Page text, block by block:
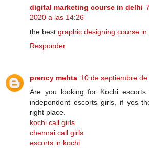
digital marketing course in delhi
2020 a las 14:26
the best graphic designing course in
Responder
prency mehta 10 de septiembre
Are you looking for Kochi
independent escorts girls, if yes
right place.
kochi call girls
chennai call girls
escorts in kochi